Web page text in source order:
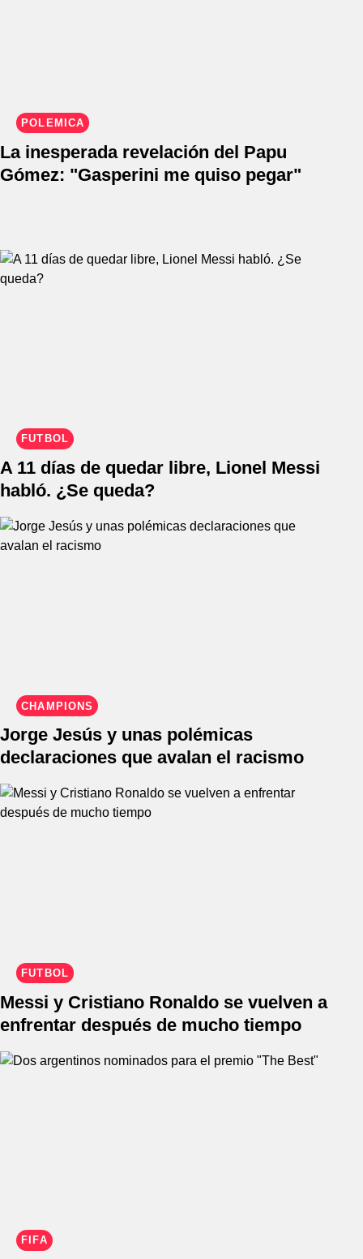
POLÉMICA
La inesperada revelación del Papu
Gómez: "Gasperini me quiso pegar"
FÚTBOL
A 11 días de quedar libre, Lionel Messi
habló. ¿Se queda?
CHAMPIONS
Jorge Jesús y unas polémicas
declaraciones que avalan el racismo
FÚTBOL
Messi y Cristiano Ronaldo se vuelven a
enfrentar después de mucho tiempo
FIFA